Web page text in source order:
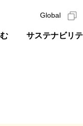
サステナビリ
Global